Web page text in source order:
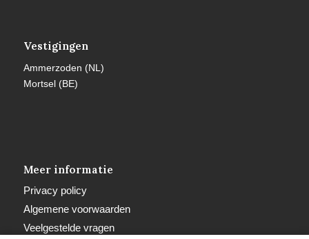
Vestigingen
Ammerzoden (NL)
Mortsel (BE)
Meer informatie
Privacy policy
Algemene voorwaarden
Veelgestelde vragen